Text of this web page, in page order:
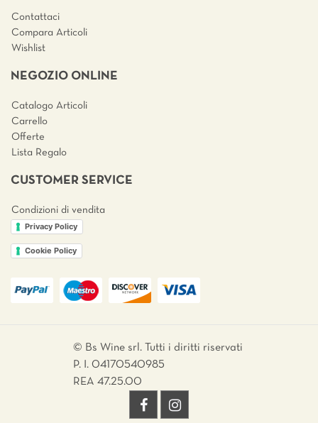
Contattaci
Compara Articoli
Wishlist
NEGOZIO ONLINE
Catalogo Articoli
Carrello
Offerte
Lista Regalo
CUSTOMER SERVICE
Condizioni di vendita
Privacy Policy
Cookie Policy
© Bs Wine srl. Tutti i diritti riservati
P. I. 04170540985
REA 47.25.00